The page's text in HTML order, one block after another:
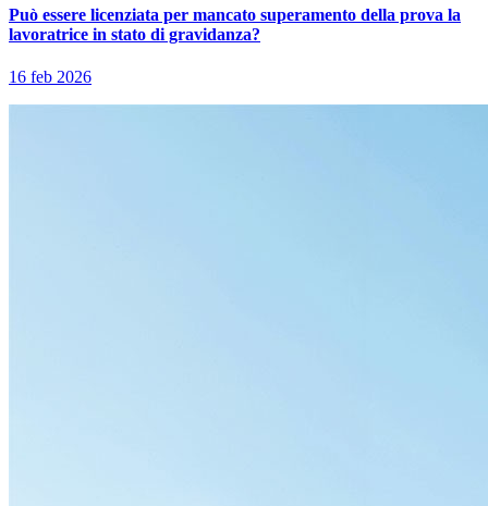
Può essere licenziata per mancato superamento della prova la
lavoratrice in stato di gravidanza?
16 feb 2026